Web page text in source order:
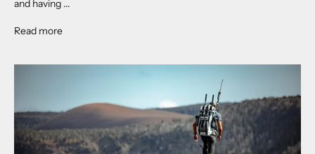
and having ...
Read moreAbout PYRENEES ROAD TRIP